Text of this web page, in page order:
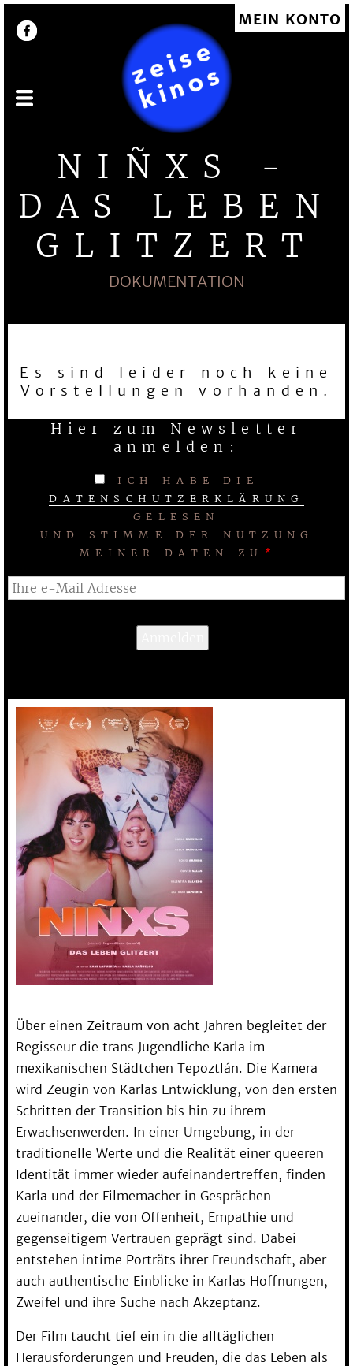
zum
Inhalt
User account menu MEIN KONTO
NIÑXS -
DAS LEBEN
GLITZERT
DOKUMENTATION
Es sind leider noch keine
Vorstellungen vorhanden.
Hier zum Newsletter
anmelden:
ICH HABE DIE
DATENSCHUTZERKLÄRUNG
GELESEN
UND STIMME DER NUTZUNG
MEINER DATEN ZU
Über einen Zeitraum von acht Jahren begleitet der
Regisseur die trans Jugendliche Karla im
mexikanischen Städtchen Tepoztlán. Die Kamera
wird Zeugin von Karlas Entwicklung, von den ersten
Schritten der Transition bis hin zu ihrem
Erwachsenwerden. In einer Umgebung, in der
traditionelle Werte und die Realität einer queeren
Identität immer wieder aufeinandertreffen, finden
Karla und der Filmemacher in Gesprächen
zueinander, die von Offenheit, Empathie und
gegenseitigem Vertrauen geprägt sind. Dabei
entstehen intime Porträts ihrer Freundschaft, aber
auch authentische Einblicke in Karlas Hoffnungen,
Zweifel und ihre Suche nach Akzeptanz.
Der Film taucht tief ein in die alltäglichen
Herausforderungen und Freuden, die das Leben als